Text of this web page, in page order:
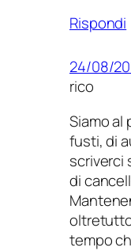
Rispondi
24/08/
rico
Siamo al
fusti, di
scriverci
di
tempo